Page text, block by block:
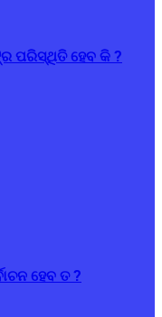
ପରିସ୍ଥିତି ହେବ କି ?
ହେବ ତ ?